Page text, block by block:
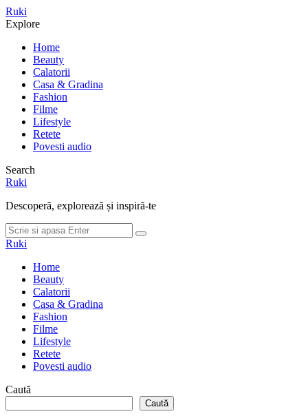
Meniu
Ruki
Cauta
Explore
Home
Beauty
Calatorii
Casa & Gradina
Fashion
Filme
Lifestyle
Retete
Povesti audio
Search
Ruki
Descoperă, explorează și inspiră-te
Cauta
dupa:
Cauta
Ruki
Home
Beauty
Calatorii
Casa & Gradina
Fashion
Filme
Lifestyle
Retete
Povesti audio
Caută
Caută